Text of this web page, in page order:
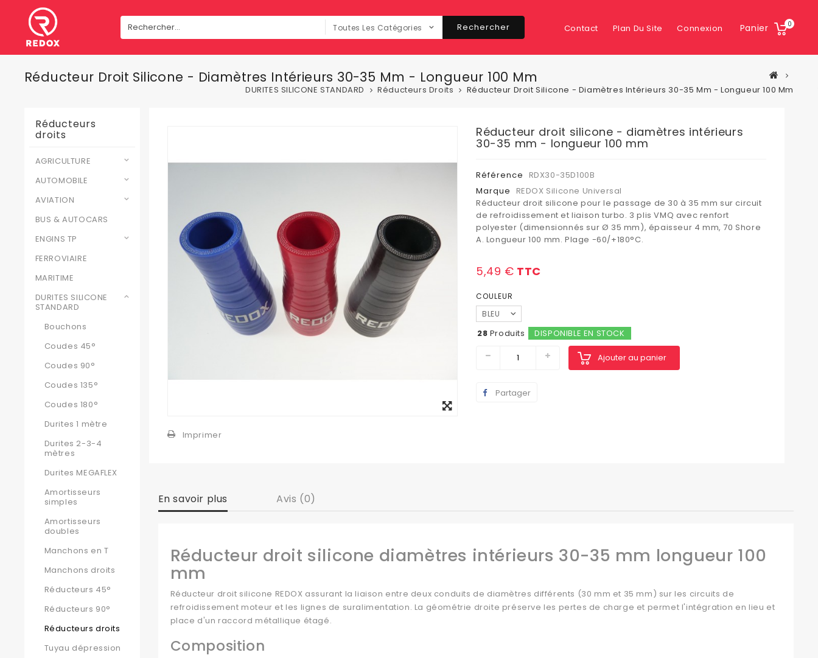
Panier 0
Contact Plan Du Site Connexion
Toutes Les Catégories Rechercher
Réducteur Droit Silicone - Diamètres Intérieurs 30-35 Mm - Longueur 100 Mm
DURITES SILICONE STANDARD Réducteurs Droits Réducteur Droit Silicone - Diamètres Intérieurs 30-35 Mm - Longueur 100 Mm
Réducteurs
droits
AGRICULTURE
AUTOMOBILE
AVIATION
BUS & AUTOCARS
ENGINS TP
FERROVIAIRE
MARITIME
DURITES SILICONE
STANDARD
Bouchons
Coudes 45°
Coudes 90°
Coudes 135°
Coudes 180°
Durites 1 mètre
Durites 2-3-4
mètres
Durites MEGAFLEX
Amortisseurs
simples
Amortisseurs
doubles
Manchons en T
Manchons droits
Réducteurs 45°
Réducteurs 90°
Réducteurs droits
Tuyau dépression
Imprimer
Réducteur droit silicone - diamètres intérieurs
30-35 mm - longueur 100 mm
Référence
RDX30-35D100B
Marque
REDOX Silicone Universal
Réducteur droit silicone pour le passage de 30 à 35 mm sur circuit
de refroidissement et liaison turbo. 3 plis VMQ avec renfort
polyester (dimensionnés sur Ø 35 mm), épaisseur 4 mm, 70 Shore
A. Longueur 100 mm. Plage -60/+180°C.
5,49 € TTC
COULEUR
BLEU
28 Produits DISPONIBLE EN STOCK
Ajouter au panier
Partager
En savoir plus Avis (0)
Réducteur droit silicone diamètres intérieurs 30-35 mm longueur 100
mm
Réducteur droit silicone REDOX assurant la liaison entre deux conduits de diamètres différents (30 mm et 35 mm) sur les circuits de
refroidissement moteur et les lignes de suralimentation. La géométrie droite préserve les pertes de charge et permet l'intégration en lieu et
place d'un raccord métallique étagé.
Composition